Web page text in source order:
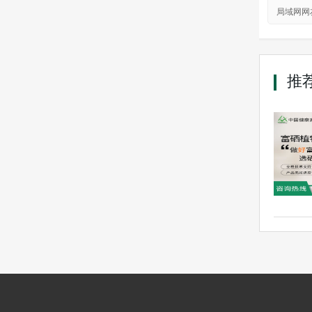
局域网
推